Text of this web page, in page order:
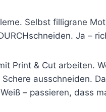
Selbst filligrane
Ja –
Print & Cut arbeiten.
ausschneiden.
– passieren, dass